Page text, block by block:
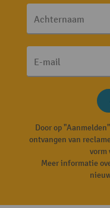
Achternaam
E-mail
Door op
ontvangen van
vorm
Meer informatie